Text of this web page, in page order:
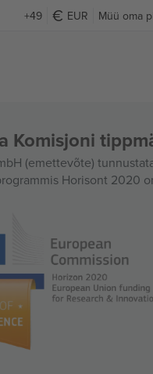
+49 EUR Müü oma
Komisjoni
(emettevõte)
Horisont 2020